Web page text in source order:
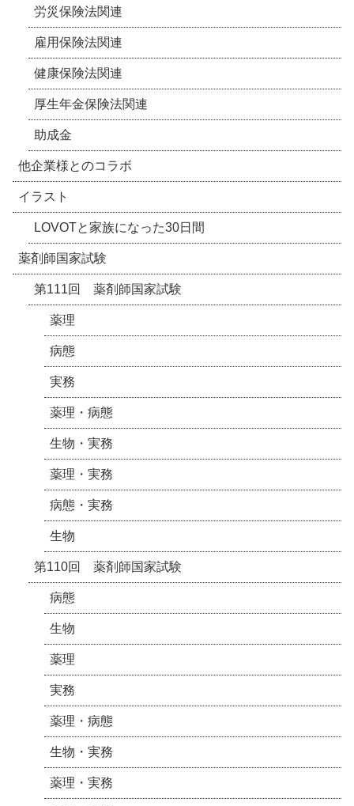
労災保険法関連
雇用保険法関連
健康保険法関連
厚生年金保険法関連
助成金
他企業様とのコラボ
イラスト
LOVOTと家族になった30日間
薬剤師国家試験
第111回 薬剤師国家試験
薬理
病態
実務
薬理・病態
生物・実務
薬理・実務
病態・実務
生物
第110回 薬剤師国家試験
病態
生物
薬理
実務
薬理・病態
生物・実務
薬理・実務